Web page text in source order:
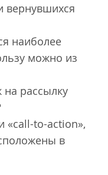
вернувшихся
наиболее
можно из
рассылку
«call-to-action»,
в